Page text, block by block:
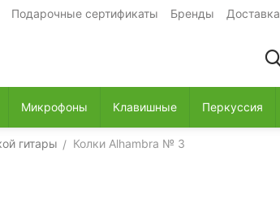
Подарочные сертификаты Бренды Доставка
Микрофоны Клавишные Перкуссия
гитары / Колки Alhambra № 3